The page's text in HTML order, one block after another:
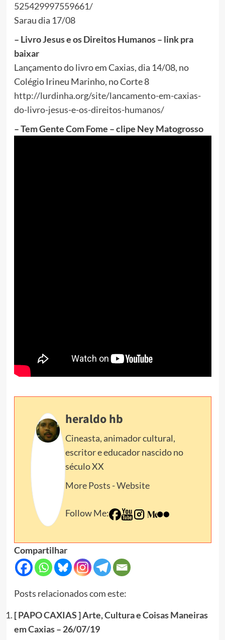
525429997559661/
Sarau dia 17/08
– Livro Jesus e os Direitos Humanos – link pra
baixar
Lançamento do livro em Caxias, dia 14/08, no
Colégio Irineu Marinho, no Corte 8
http://lurdinha.org/site/lancamento-em-caxias-
do-livro-jesus-e-os-direitos-humanos/
– Tem Gente Com Fome – clipe Ney Matogrosso
heraldo hb
Cineasta, animador cultural,
escritor e educador nascido no
século XX
More Posts -Website
Follow Me:
Compartilhar
Posts relacionados com este:
[ PAPO CAXIAS ] Arte, Cultura e Coisas Maneiras
em Caxias – 26/07/19